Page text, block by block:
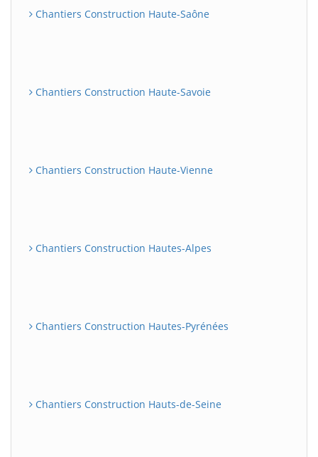
Chantiers Construction Haute-Saône
Chantiers Construction Haute-Savoie
Chantiers Construction Haute-Vienne
Chantiers Construction Hautes-Alpes
Chantiers Construction Hautes-Pyrénées
Chantiers Construction Hauts-de-Seine